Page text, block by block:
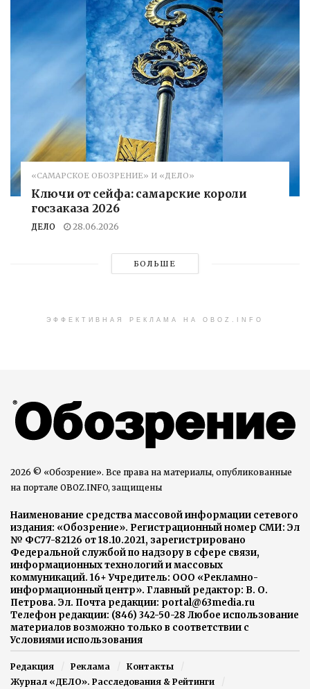
«САМАРСКОЕ ОБОЗРЕНИЕ» И «ДЕЛО»
Ключи от сейфа: самарские короли
госзаказа 2026
ДЕЛО 28.06.2026
БОЛЬШЕ
ЭФФЕКТИВНАЯ РЕКЛАМА НА OBOZ.INFO
2026 © «Обозрение». Все права на материалы, опубликованные
на портале OBOZ.INFO, защищены
Наименование средства массовой информации сетевого
издания: «Обозрение». Регистрационный номер СМИ: Эл
№ ФС77-82126 от 18.10.2021, зарегистрировано
Федеральной службой по надзору в сфере связи,
информационных технологий и массовых
коммуникаций. 16+ Учредитель: ООО «Рекламно-
информационный центр». Главный редактор: В. О.
Петрова. Эл. Почта редакции: portal@63media.ru
Телефон редакции: (846) 342-50-28 Любое использование
материалов возможно только в соответствии с
Условиями использования
Редакция Реклама
Контакты
Журнал «ДЕЛО». Расследования & Рейтинги